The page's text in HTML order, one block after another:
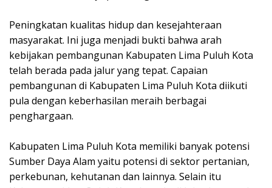
Peningkatan kualitas hidup dan kesejahteraan
masyarakat. Ini juga menjadi bukti bahwa arah
kebijakan pembangunan Kabupaten Lima Puluh Kota
telah berada pada jalur yang tepat. Capaian
pembangunan di Kabupaten Lima Puluh Kota diikuti
pula dengan keberhasilan meraih berbagai
penghargaan.
Kabupaten Lima Puluh Kota memiliki banyak potensi
Sumber Daya Alam yaitu potensi di sektor pertanian,
perkebunan, kehutanan dan lainnya. Selain itu